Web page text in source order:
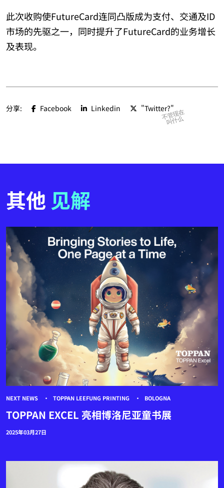
此次收购使FutureCard连同凸版成为支付、交通及ID
市场的先驱之一，同时提升了FutureCard的业务增长
及表现。
分享: Facebook Linkedin "Twitter?"不管现在
叫什么
其他 见解
NEXT NEWS TOPPAN LEEFUNG PRINTING BOLOGNA
TOPPAN EXCEL 亮相博洛尼亚童书展
2025年03月27日